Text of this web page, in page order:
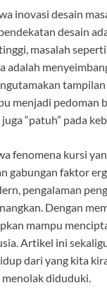
inovasi desain
desain
masalah
menjadi pedoman
“patuh” pada
fenomena kursi
gabungan faktor
pengalaman
Dengan
mampu
Artikel ini
dari yang kita
menolak diduduki.